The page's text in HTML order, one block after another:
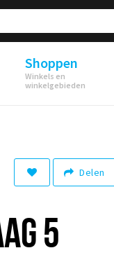
Shoppen
Winkels en
winkelgebieden
Delen
5